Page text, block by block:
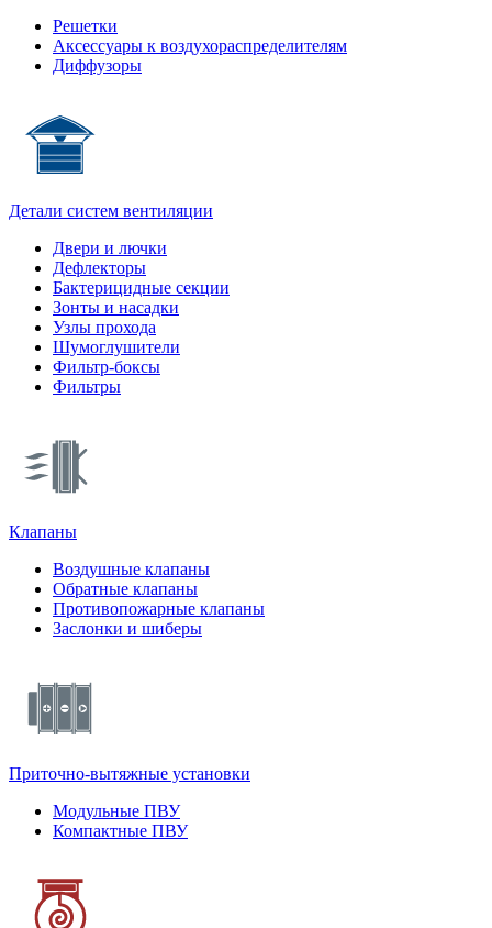
Решетки
Аксессуары к воздухораспределителям
Диффузоры
Детали систем вентиляции
Двери и лючки
Дефлекторы
Бактерицидные секции
Зонты и насадки
Узлы прохода
Шумоглушители
Фильтр-боксы
Фильтры
Клапаны
Воздушные клапаны
Обратные клапаны
Противопожарные клапаны
Заслонки и шиберы
Приточно-вытяжные установки
Модульные ПВУ
Компактные ПВУ